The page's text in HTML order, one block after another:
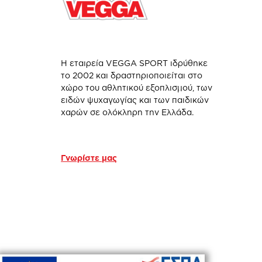
Η εταιρεία VEGGA SPORT ιδρύθηκε
το 2002 και δραστηριοποιείται στο
χώρο του αθλητικού εξοπλισμού, των
ειδών ψυχαγωγίας και των παιδικών
χαρών σε ολόκληρη την Ελλάδα.
Γνωρίστε μας